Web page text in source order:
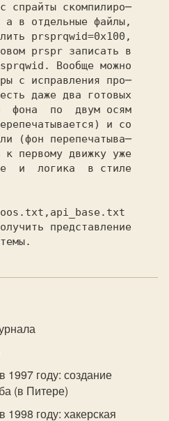
спрайты скомпилиро─
в отдельные файлы,
prsprqwid=0x100,
prspr записать в
Вообще можно
с исправления про─
даже два готовых
фона  по  двум осям
и со
(фон перепечатыва─
первому движку уже
и  логика  в стиле
представление
1997 году: создание
(в Питере)
1998 году: хакерская